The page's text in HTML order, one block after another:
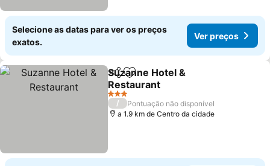
Selecione as datas para ver os preços
exatos.
Ver preços
PartilharAdicionar aos favoritos
Suzanne Hotel &
Restaurant
Ver preços
3 Estrelas
/
Pontuação não disponível
a 1.9 km de Centro da cidade